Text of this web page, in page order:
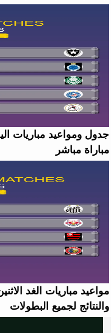
مباراة مباشر
والنتائج لجميع البطولات